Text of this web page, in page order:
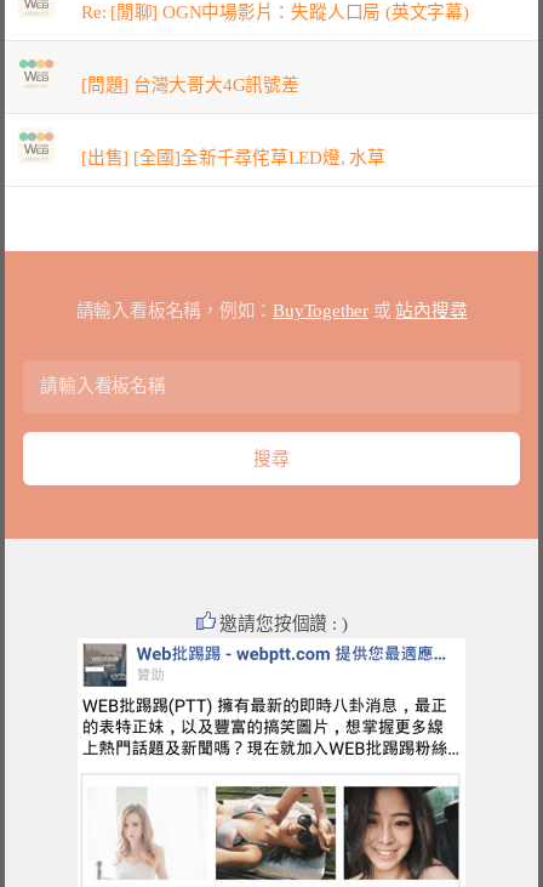
Re: [閒聊] OGN中場影片：失蹤人口局 (英文字幕)
[問題] 台灣大哥大4G訊號差
[出售] [全國]全新千尋侘草LED燈, 水草
請輸入看板名稱，例如：BuyTogether或 站內搜尋
邀請您按個讚 : )